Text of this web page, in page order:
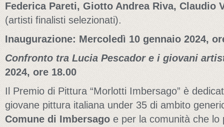
Federica Pareti, Giotto Andrea Riva, Claudio
(artisti finalisti selezionati).
Inaugurazione: Mercoledì 10 gennaio 2024,
Confronto tra Lucia Pescador e i giovani
2024, ore 18.00
Il Premio di Pittura “Morlotti Imbersago” è
giovane pittura italiana under 35 di ambito
Comune di Imbersago e per la comunità che